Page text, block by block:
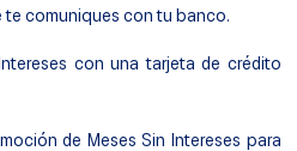
te comuniques con tu banco.
con una tarjeta de crédito
de Meses Sin Intereses para